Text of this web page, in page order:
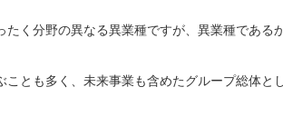
たく分野の異なる異業種ですが、異業種である
ことも多く、未来事業も含めたグループ総体と